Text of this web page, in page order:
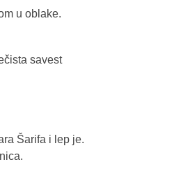
u oblake.
savest
Šarifa i lep je.